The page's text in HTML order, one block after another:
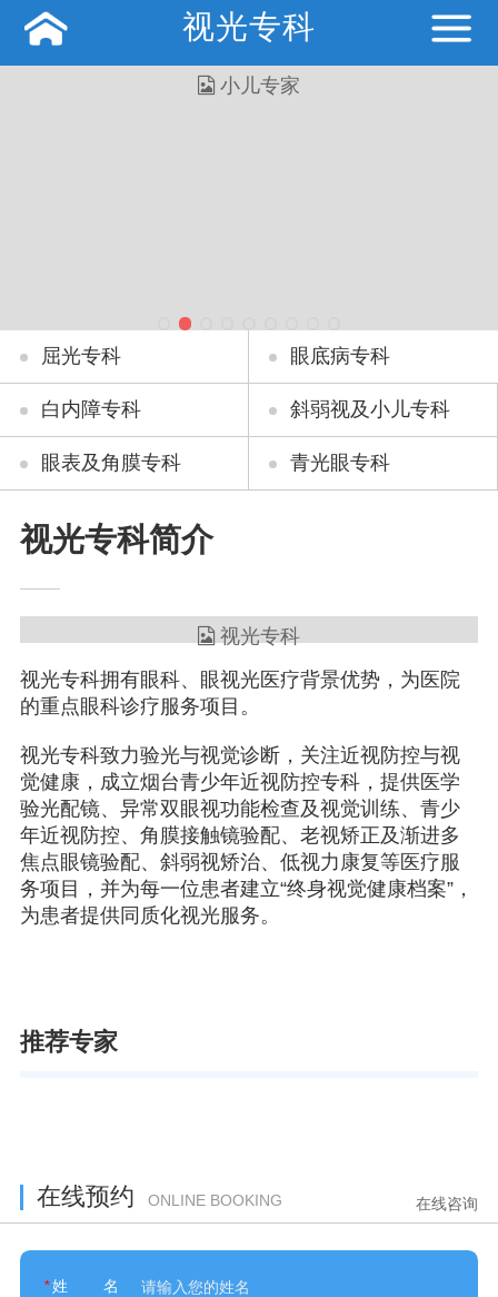
视光专科
屈光专科 眼底病专科
白内障专科 斜弱视及小儿专科
眼表及角膜专科 青光眼专科
视光专科简介
视光专科拥有眼科、眼视光医疗背景优势，为医院
的重点眼科诊疗服务项目。
视光专科致力验光与视觉诊断，关注近视防控与视
觉健康，成立烟台青少年近视防控专科，提供医学
验光配镜、异常双眼视功能检查及视觉训练、青少
年近视防控、角膜接触镜验配、老视矫正及渐进多
焦点眼镜验配、斜弱视矫治、低视力康复等医疗服
务项目，并为每一位患者建立“终身视觉健康档案”，
为患者提供同质化视光服务。
推荐专家
在线预约 ONLINE BOOKING 在线咨询
* 姓名